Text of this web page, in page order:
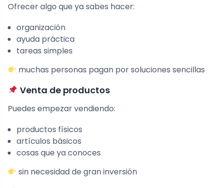
Ofrecer algo que ya sabes hacer:
organización
ayuda práctica
tareas simples
muchas personas pagan por soluciones sencillas
Venta de productos
Puedes empezar vendiendo:
productos físicos
artículos básicos
cosas que ya conoces
sin necesidad de gran inversión